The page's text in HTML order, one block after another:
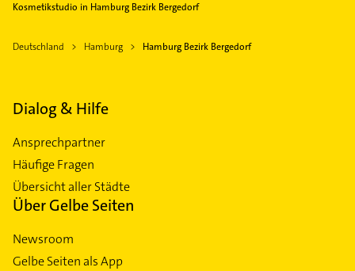
Kosmetikstudio in Hamburg Bezirk Bergedorf
Deutschland Hamburg Hamburg Bezirk Bergedorf
Dialog & Hilfe
Ansprechpartner
Häufige Fragen
Übersicht aller Städte
Über Gelbe Seiten
Newsroom
Gelbe Seiten als App